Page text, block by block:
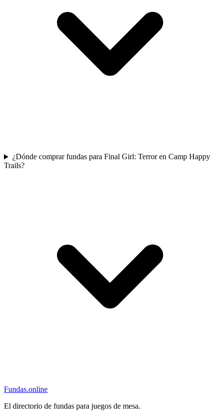
¿Dónde comprar fundas para Final Girl: Terror en Camp Happy
Trails?
Fundas.online
El directorio de fundas para juegos de mesa.